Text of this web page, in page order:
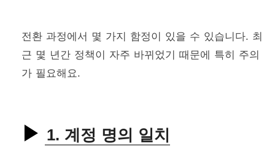
전환 과정에서 몇 가지 함정이 있을 수 있습니다. 최
근 몇 년간 정책이 자주 바뀌었기 때문에 특히 주의
가 필요해요.
1. 계정 명의 일치